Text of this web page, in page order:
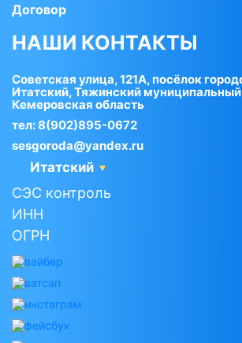
Договор
НАШИ КОНТАКТЫ
Советская улица, 121А, посёлок
Итатский, Тяжинский муниципальный
Кемеровская область
тел:8(902)895-0672
sesgoroda@yandex.ru
Итатский
СЭС контроль
ИНН
ОГРН